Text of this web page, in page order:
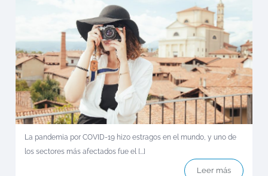
La pandemia por COVID-19 hizo estragos en el mundo, y uno de
los sectores más afectados fue el [...]
Leer más